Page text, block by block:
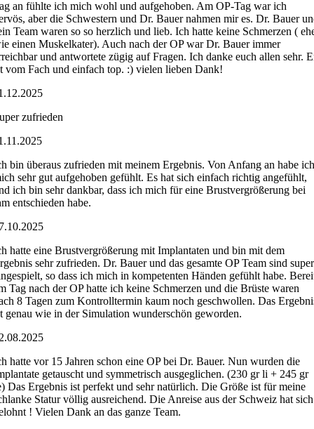
an fühlte ich mich wohl und aufgehoben. Am OP-Tag war ich
aber die Schwestern und Dr. Bauer nahmen mir es. Dr. Bauer
Team waren so so herzlich und lieb. Ich hatte keine Schmerzen (
einen Muskelkater). Auch nach der OP war Dr. Bauer immer
und antwortete zügig auf Fragen. Ich danke euch allen sehr.
vom Fach und einfach top. :) vielen lieben Dank!
zufrieden
bin überaus zufrieden mit meinem Ergebnis. Von Anfang an habe
sehr gut aufgehoben gefühlt. Es hat sich einfach richtig angefühlt,
ich bin sehr dankbar, dass ich mich für eine Brustvergrößerung bei
entschieden habe.
hatte eine Brustvergrößerung mit Implantaten und bin mit dem
sehr zufrieden. Dr. Bauer und das gesamte OP Team sind super
so dass ich mich in kompetenten Händen gefühlt habe.
Tag nach der OP hatte ich keine Schmerzen und die Brüste waren
8 Tagen zum Kontrolltermin kaum noch geschwollen. Das
genau wie in der Simulation wunderschön geworden.
hatte vor 15 Jahren schon eine OP bei Dr. Bauer. Nun wurden die
getauscht und symmetrisch ausgeglichen. (230 gr li + 245 gr
Das Ergebnis ist perfekt und sehr natürlich. Die Größe ist für meine
Statur völlig ausreichend. Die Anreise aus der Schweiz hat sich
! Vielen Dank an das ganze Team.